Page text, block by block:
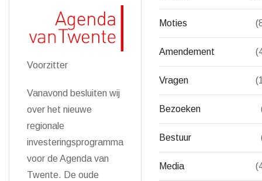
Voorzitter
Vanavond besluiten wij
over het nieuwe
regionale
investeringsprogramma
voor de Agenda van
Twente. De oude
Moties
Amendement
Vragen
Bezoeken
Bestuur
Media